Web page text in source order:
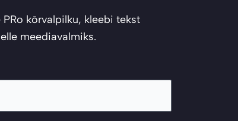
kõrvalpilku, kleebi tekst
meediavalmiks.